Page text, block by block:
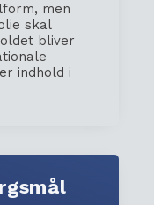
men
skal
bliver
indhold i